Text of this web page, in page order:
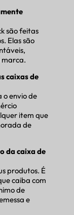
são feitas
Elas são
marca.
caixas de
o envio de
item que
de
da caixa de
produtos. É
caiba com
de
e